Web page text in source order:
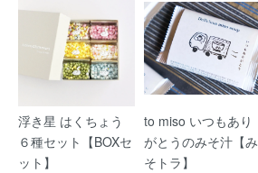
浮き星 はくちょう
６種セット【BOXセ
ット】
to miso いつもあり
がとうのみそ汁【み
そトラ】